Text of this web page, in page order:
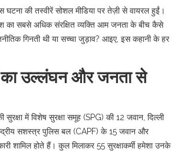
की तस्वीरें सोशल मीडिया पर तेज़ी से वायरल हुईं।
का सबसे अधिक संरक्षित व्यक्ति आम जनता के बीच कैसे
गिनती थी या सच्चा जुड़ाव? आइए, इस कहानी के हर
का उल्लंघन और जनता से
सुरक्षा मेंविशेष सुरक्षा समूह (SPG) की 12 जवान, दिल्ली
सशस्त्र पुलिस बल (CAPF) के 15 जवान और
शामिल होते हैं। कुल मिलाकर 55 सुरक्षाकर्मी हमेशा उनके